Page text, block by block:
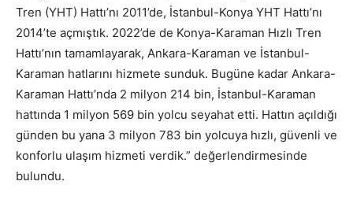
Tren (YHT) Hattı’nı 2011’de, İstanbul-Konya YHT Hattı’nı
2014’te açmıştık. 2022’de de Konya-Karaman Hızlı Tren
Hattı’nın tamamlayarak, Ankara-Karaman ve İstanbul-
Karaman hatlarını hizmete sunduk. Bugüne kadar Ankara-
Karaman Hattı’nda 2 milyon 214 bin, İstanbul-Karaman
hattında 1 milyon 569 bin yolcu seyahat etti. Hattın açıldığı
günden bu yana 3 milyon 783 bin yolcuya hızlı, güvenli ve
konforlu ulaşım hizmeti verdik.” değerlendirmesinde
bulundu.